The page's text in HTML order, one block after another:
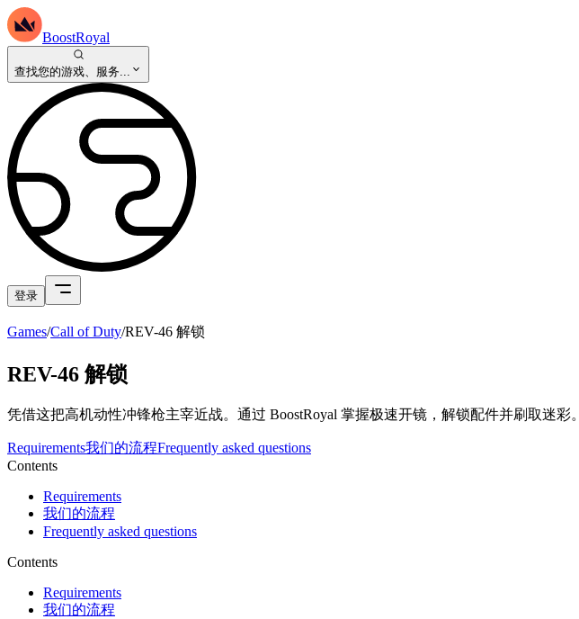
BoostRoyal
查找您的游戏、服务...
登录
Games/Call of Duty/REV-46 解锁
REV-46 解锁
凭借这把高机动性冲锋枪主宰近战。通过 BoostRoyal 掌握极速开镜，解锁配件并刷取迷彩。
Requirements我们的流程Frequently asked questions
Contents
Requirements
我们的流程
Frequently asked questions
Contents
Requirements
我们的流程